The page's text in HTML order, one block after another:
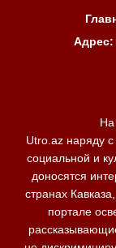
Адрес:
Utro.az наряду
социальной и
доносятся
странах
портале